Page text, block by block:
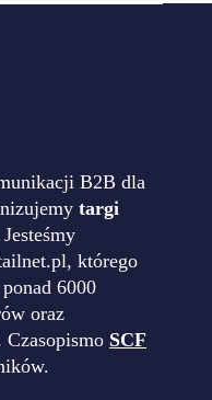
B2B dla
targi
Jesteśmy
którego
6000
oraz
Czasopismo SCF